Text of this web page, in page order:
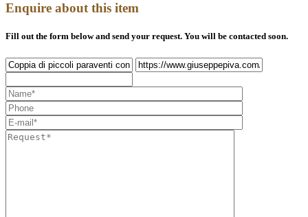
Enquire about this item
Fill out the form below and send your request. You will be contacted soon.